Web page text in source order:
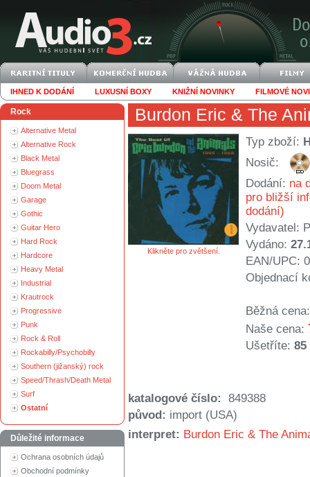
IHNED K DODÁNÍ LUXUSNÍ BOXY KNIŽNÍ NOVINKY FILMOVÉ
Rock
Alternative Metal
Alternative Rock
Black Metal
Bluegrass
Doom Metal
Garage
Gothic
Guitar Hero
Hard Rock
Hardcore
Heavy Metal
Industrial
Krautrock
Progressive
Punk
Rock & Roll
Rockabilly/Psychobilly
Southern (jižanský) rock
Speed/Thrash/Death Metal
Surf
Ostatní
Důležité informace
Ochrana osobních údajů
Obchodní podmínky
Burdon Eric & The
Klikněte pro zvětšení.
Typ zboží:
Nosič:
Dodání: na
pro bližší
dodání)
Vydavatel:
Vydáno:
EAN/UPC:
Objednací
Běžná cena:
Naše cena:
Ušetříte: 85
katalogové číslo:
849388
původ: import (USA)
interpret: Burdon Eric & The